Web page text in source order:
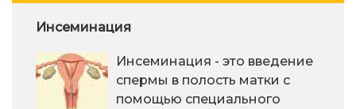
Инсеминация
Инсеминация - это введение
спермы в полость матки с
помощью специального